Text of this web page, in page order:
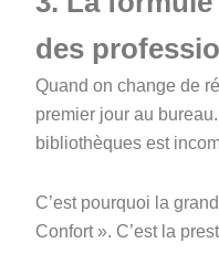
des
Quand on change de
premier jour au
bibliothèques est
C’est pourquoi la
Confort ». C’est la